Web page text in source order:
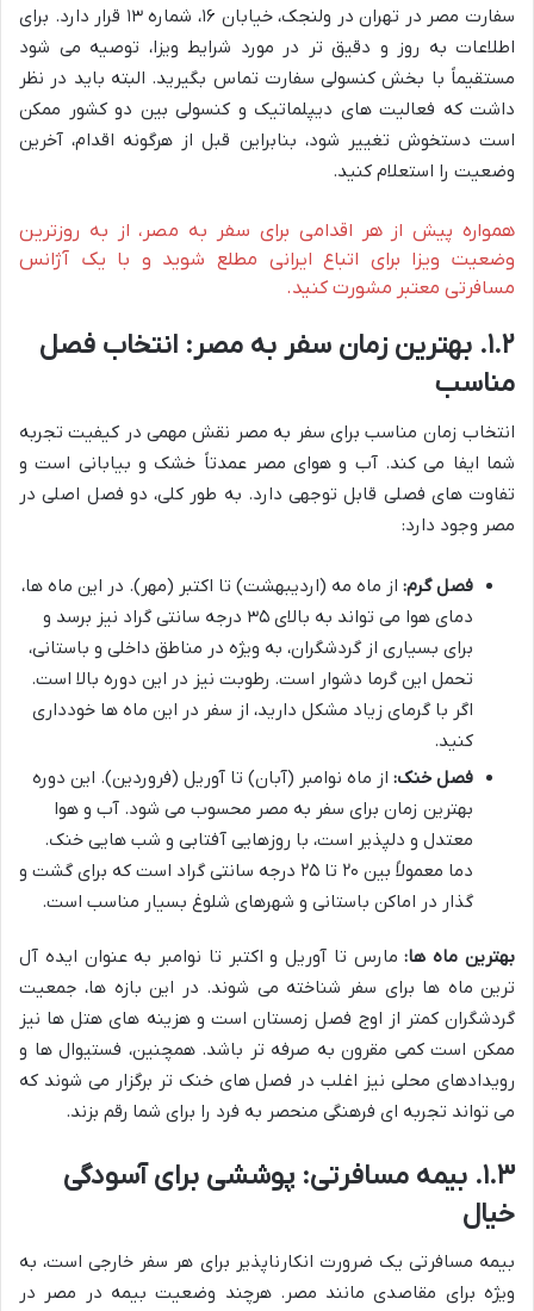
سفارت مصر در تهران در ولنجک، خیابان ۱۶، شماره ۱۳ قرار دارد. برای
اطلاعات به روز و دقیق تر در مورد شرایط ویزا، توصیه می شود
مستقیماً با بخش کنسولی سفارت تماس بگیرید. البته باید در نظر
داشت که فعالیت های دیپلماتیک و کنسولی بین دو کشور ممکن
است دستخوش تغییر شود، بنابراین قبل از هرگونه اقدام، آخرین
وضعیت را استعلام کنید.
همواره پیش از هر اقدامی برای سفر به مصر، از به روزترین
وضعیت ویزا برای اتباع ایرانی مطلع شوید و با یک آژانس
مسافرتی معتبر مشورت کنید.
۱.۲. بهترین زمان سفر به مصر: انتخاب فصل
مناسب
انتخاب زمان مناسب برای سفر به مصر نقش مهمی در کیفیت تجربه
شما ایفا می کند. آب و هوای مصر عمدتاً خشک و بیابانی است و
تفاوت های فصلی قابل توجهی دارد. به طور کلی، دو فصل اصلی در
مصر وجود دارد:
فصل گرم: از ماه مه (اردیبهشت) تا اکتبر (مهر). در این ماه ها،
دمای هوا می تواند به بالای ۳۵ درجه سانتی گراد نیز برسد و
برای بسیاری از گردشگران، به ویژه در مناطق داخلی و باستانی،
تحمل این گرما دشوار است. رطوبت نیز در این دوره بالا است.
اگر با گرمای زیاد مشکل دارید، از سفر در این ماه ها خودداری
کنید.
فصل خنک: از ماه نوامبر (آبان) تا آوریل (فروردین). این دوره
بهترین زمان برای سفر به مصر محسوب می شود. آب و هوا
معتدل و دلپذیر است، با روزهایی آفتابی و شب هایی خنک.
دما معمولاً بین ۲۰ تا ۲۵ درجه سانتی گراد است که برای گشت و
گذار در اماکن باستانی و شهرهای شلوغ بسیار مناسب است.
بهترین ماه ها:مارس تا آوریل و اکتبر تا نوامبر به عنوان ایده آل
ترین ماه ها برای سفر شناخته می شوند. در این بازه ها، جمعیت
گردشگران کمتر از اوج فصل زمستان است و هزینه های هتل ها نیز
ممکن است کمی مقرون به صرفه تر باشد. همچنین، فستیوال ها و
رویدادهای محلی نیز اغلب در فصل های خنک تر برگزار می شوند که
می تواند تجربه ای فرهنگی منحصر به فرد را برای شما رقم بزند.
۱.۳. بیمه مسافرتی: پوششی برای آسودگی
خیال
بیمه مسافرتی یک ضرورت انکارناپذیر برای هر سفر خارجی است، به
ویژه برای مقاصدی مانند مصر. هرچند وضعیت بیمه در مصر در